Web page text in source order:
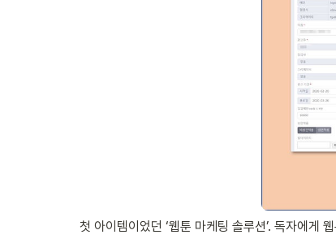
첫 아이템이었던 ‘웹툰 마케팅 솔루션’. 독자에게